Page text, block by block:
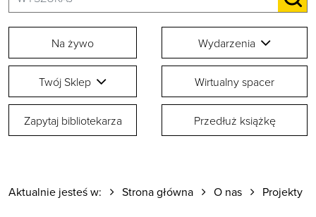
Na żywo Wydarzenia
Twój Sklep Wirtualny spacer
Zapytaj bibliotekarza Przedłuż książkę
Aktualnie jesteś w: Strona główna O nas Projekty